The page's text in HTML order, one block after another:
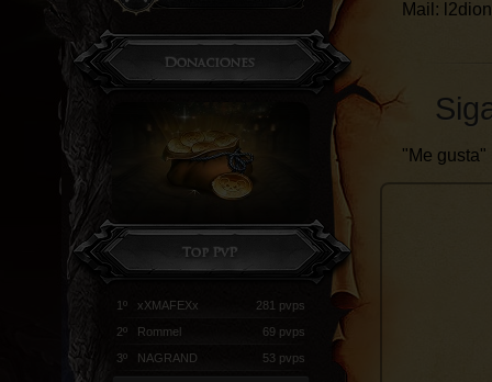
1º xXMAFEXx
281 pvps
2º Rommel
69 pvps
3º NAGRAND
53 pvps
Mail:
"Me